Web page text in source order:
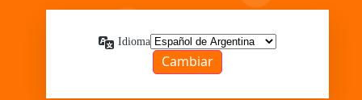
Idioma